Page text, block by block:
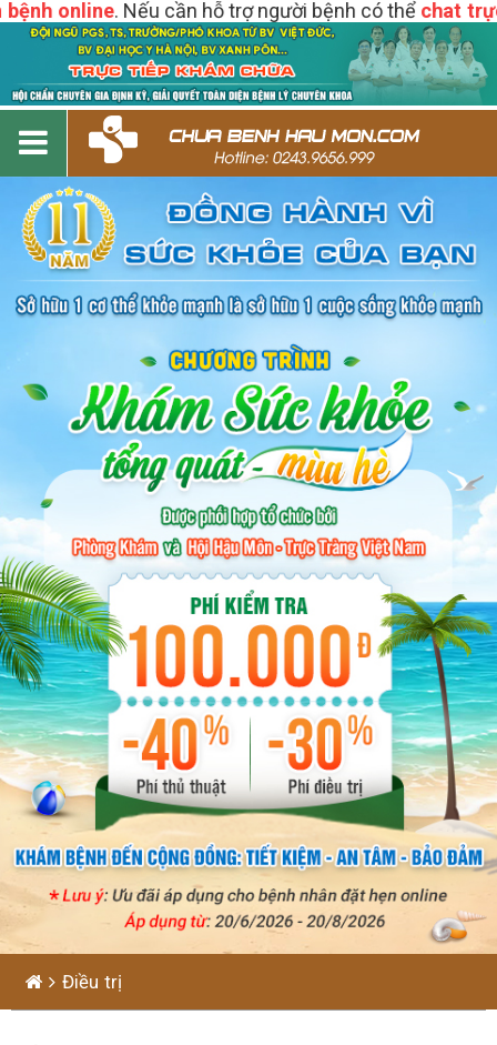
online . Nếu cần hỗ trợ người bệnh có thểchat trực
Điều trị